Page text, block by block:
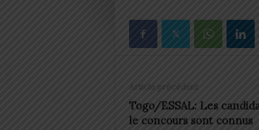
Article précédent
Togo/ESSAL: Les
le concours sont connus